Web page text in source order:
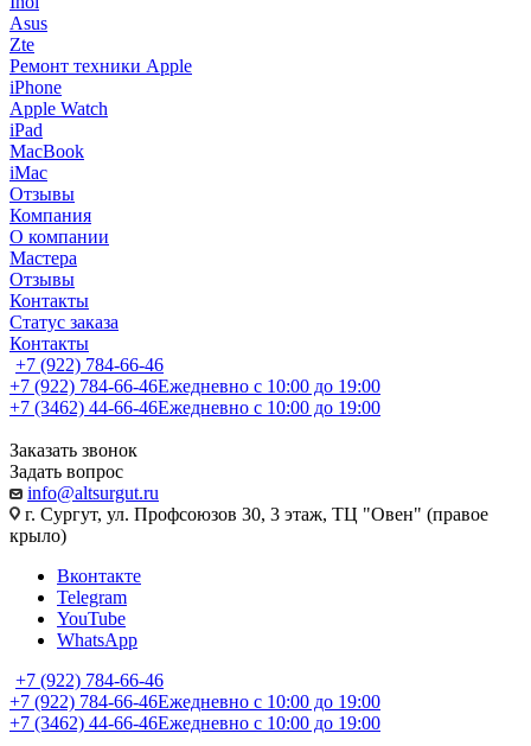
Asus
Zte
Ремонт техники Apple
iPhone
Apple Watch
iPad
MacBook
iMac
Отзывы
Компания
О компании
Мастера
Отзывы
Контакты
Статус заказа
Контакты
+7 (922) 784-66-46
+7 (922) 784-66-46Ежедневно с 10:00 до 19:00
+7 (3462) 44-66-46Ежедневно с 10:00 до 19:00
Заказать звонок
Задать вопрос
info@altsurgut.ru
г. Сургут, ул. Профсоюзов 30, 3 этаж, ТЦ "Овен" (правое
крыло)
Вконтакте
Telegram
YouTube
WhatsApp
+7 (922) 784-66-46
+7 (922) 784-66-46Ежедневно с 10:00 до 19:00
+7 (3462) 44-66-46Ежедневно с 10:00 до 19:00